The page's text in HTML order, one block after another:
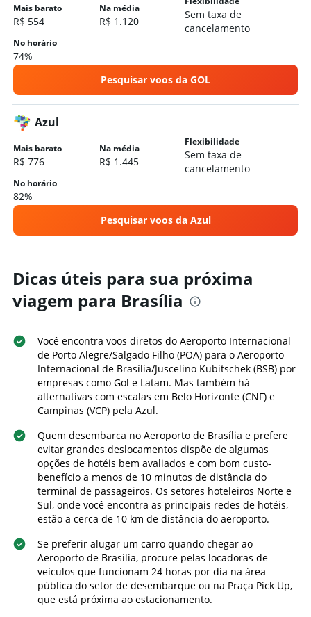
Mais barato
R$ 554
Na média
R$ 1.120
Sem taxa de
cancelamento
No horário
74%
Pesquisar voos da GOL
Azul
Mais barato
R$ 776
Na média
R$ 1.445
Flexibilidade
Sem taxa de
cancelamento
No horário
82%
Pesquisar voos da Azul
Dicas úteis para sua próxima
viagem para Brasília
Você encontra voos diretos do Aeroporto Internacional
de Porto Alegre/Salgado Filho (POA) para o Aeroporto
Internacional de Brasília/Juscelino Kubitschek (BSB) por
empresas como Gol e Latam. Mas também há
alternativas com escalas em Belo Horizonte (CNF) e
Campinas (VCP) pela Azul.
Quem desembarca no Aeroporto de Brasília e prefere
evitar grandes deslocamentos dispõe de algumas
opções de hotéis bem avaliados e com bom custo-
benefício a menos de 10 minutos de distância do
terminal de passageiros. Os setores hoteleiros Norte e
Sul, onde você encontra as principais redes de hotéis,
estão a cerca de 10 km de distância do aeroporto.
Se preferir alugar um carro quando chegar ao
Aeroporto de Brasília, procure pelas locadoras de
veículos que funcionam 24 horas por dia na área
pública do setor de desembarque ou na Praça Pick Up,
que está próxima ao estacionamento.